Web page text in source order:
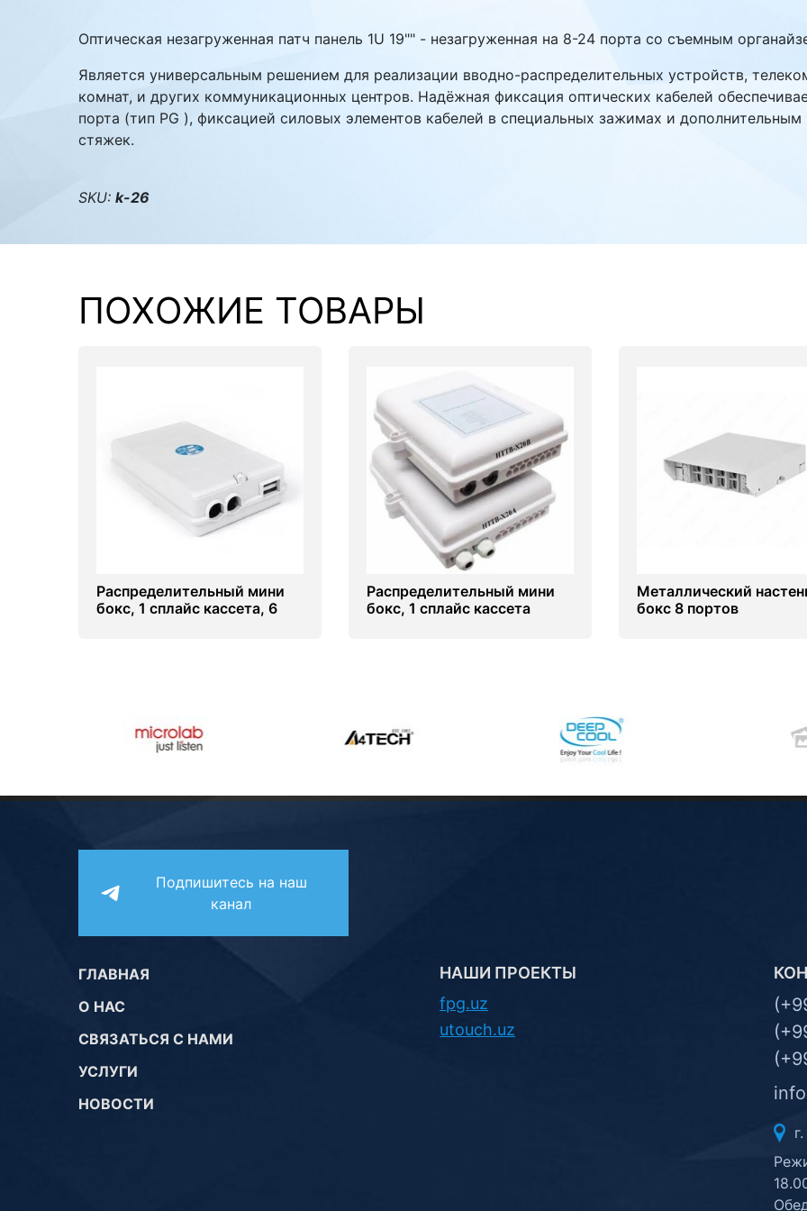
Комплектующие ПК
Оптическая незагруженная патч панель 1U 19"" - незагруженная на 8-24 порта со съемным
Является универсальным решением для реализации вводно-распределительных устройств,
комнат, и других коммуникационных центров. Надёжная фиксация оптических кабелей
порта (тип PG ), фиксацией силовых элементов кабелей в специальных зажимах и
стяжек.
SKU: k-26
ПОХОЖИЕ ТОВАРЫ
Распределительный мини
бокс, 1 сплайс кассета, 6
Распределительный мини
бокс, 1 сплайс кассета
Металлический
бокс 8 портов
Подпишитесь на наш
канал
ГЛАВНАЯ
О НАС
СВЯЗАТЬСЯ С НАМИ
УСЛУГИ
НОВОСТИ
НАШИ ПРОЕКТЫ
fpg.uz
utouch.uz